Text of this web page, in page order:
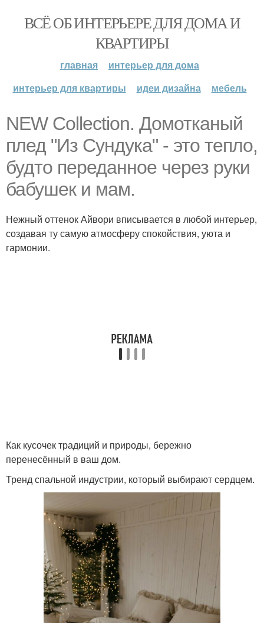
ВСЁ ОБ ИНТЕРЬЕРЕ ДЛЯ ДОМА И
КВАРТИРЫ
главная
интерьер для дома
интерьер для квартиры
идеи дизайна мебель
NEW Collection. Домотканый
плед "Из Сундука" - это тепло,
будто переданное через руки
бабушек и мам.
Нежный оттенок Айвори вписывается в любой интерьер,
создавая ту самую атмосферу спокойствия, уюта и
гармонии.
Как кусочек традиций и природы, бережно
перенесённый в ваш дом.
Тренд спальной индустрии, который выбирают сердцем.